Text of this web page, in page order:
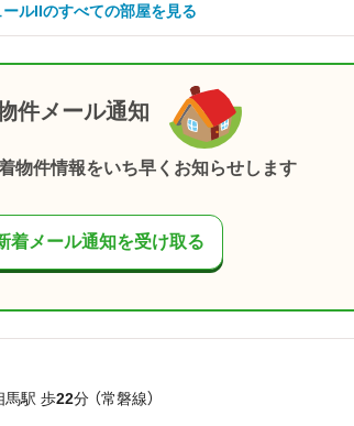
ルIIのすべての部屋を見る
件メール通知
物件情報をいち早くお知らせします
着メール通知を受け取る
馬駅 歩22分 （常磐線）